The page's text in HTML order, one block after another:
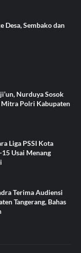
Sembako dan
Nurduya Sosok
Polri Kabupaten
Liga PSSI Kota
Usai Menang
Terima Audiensi
Tangerang, Bahas